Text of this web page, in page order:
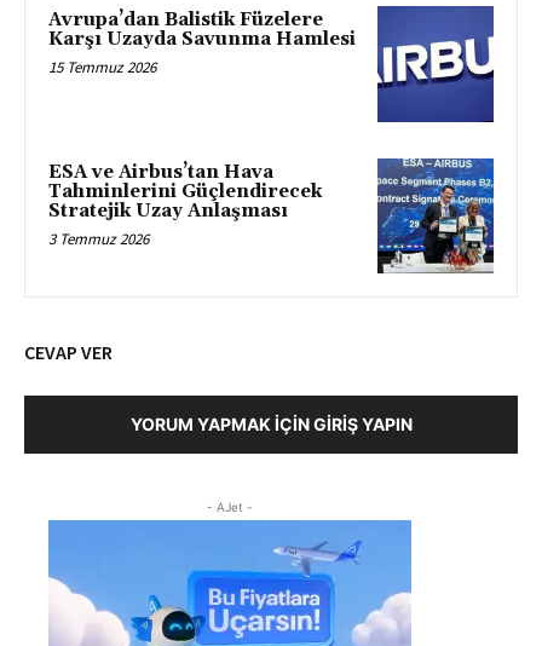
Avrupa’dan Balistik Füzelere
Karşı Uzayda Savunma Hamlesi
15 Temmuz 2026
ESA ve Airbus’tan Hava
Tahminlerini Güçlendirecek
Stratejik Uzay Anlaşması
3 Temmuz 2026
CEVAP VER
YORUM YAPMAK İÇIN GIRIŞ YAPIN
- AJet -